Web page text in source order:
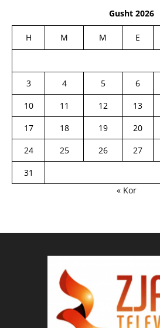
Gusht 2026
H M M E
3
4 5 6
10
11 12 13
17
18 19 20
24
25 26 27
31
« Kor